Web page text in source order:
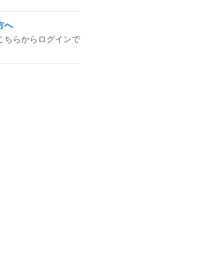
へ
ちらからログインで